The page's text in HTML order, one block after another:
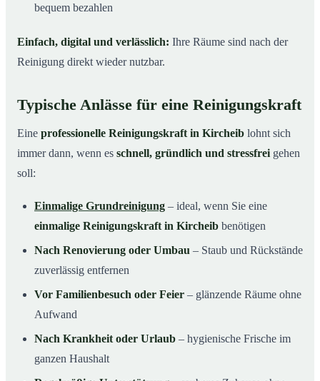
bequem bezahlen
Einfach, digital und verlässlich: Ihre Räume sind nach der
Reinigung direkt wieder nutzbar.
Typische Anlässe für eine Reinigungskraft
Eine professionelle Reinigungskraft in Kircheib lohnt sich
immer dann, wenn es schnell, gründlich und stressfrei gehen
soll:
Einmalige Grundreinigung – ideal, wenn Sie eine
einmalige Reinigungskraft in Kircheib benötigen
Nach Renovierung oder Umbau – Staub und Rückstände
zuverlässig entfernen
Vor Familienbesuch oder Feier – glänzende Räume ohne
Aufwand
Nach Krankheit oder Urlaub – hygienische Frische im
ganzen Haushalt